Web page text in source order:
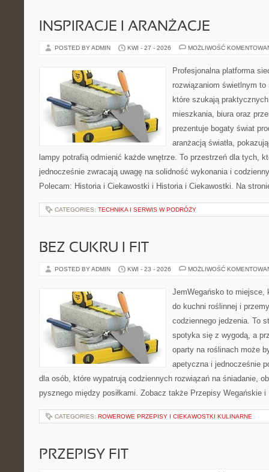
INSPIRACJE I ARANŻACJE
POSTED BY ADMIN KWI - 27 - 2026 MOŻLIWOŚĆ
Profesjonalna platforma
rozwiązaniom świetlnym
które szukają
mieszkania, biura oraz
prezentuje bogaty świat
aranżacją światła,
lampy potrafią odmienić każde wnętrze. To przestrzeń dla tych,
jednocześnie zwracają uwagę na solidność wykonania i
Polecam: Historia i Ciekawostki i Historia i Ciekawostki. Na
CATEGORIES: TECHNIKA I SERWIS W PODRÓŻY
BEZ CUKRU I FIT
POSTED BY ADMIN KWI - 23 - 2026 MOŻLIWOŚĆ
JemWegańsko to miejsce,
do kuchni roślinnej i
codziennego jedzenia. To
spotyka się z wygodą, a
oparty na roślinach może
apetyczna i jednocześnie
dla osób, które wypatrują codziennych rozwiązań na śniadanie,
pysznego między posiłkami. Zobacz także Przepisy Wegańskie
CATEGORIES: ROWEROWE PRZEPISY I CIEKAWOSTKI KULINARNE
PRZEPISY FIT